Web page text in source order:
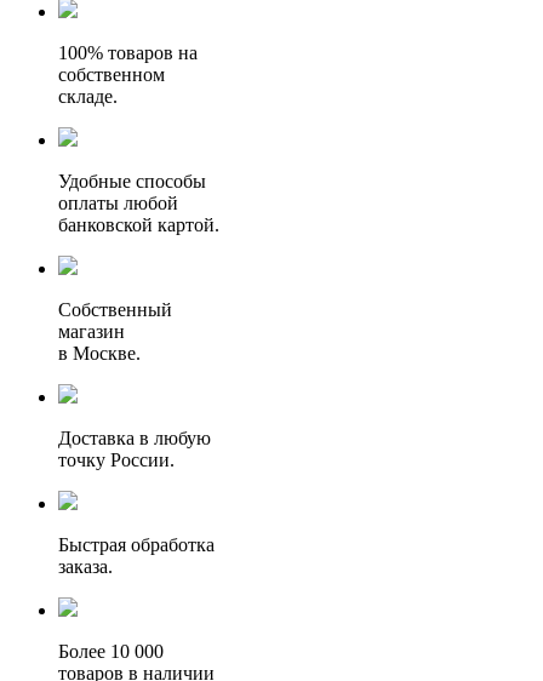
100% товаров на
собственном
складе.
Удобные способы
оплаты любой
банковской картой.
Собственный
магазин
в Москве.
Доставка в любую
точку России.
Быстрая обработка
заказа.
Более 10 000
товаров в наличии